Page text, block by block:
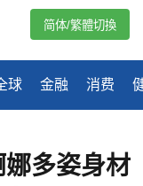
球 金融 消费
简体/繁體切換
多姿身材